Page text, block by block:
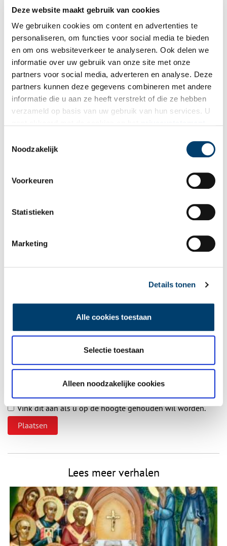
Deze website maakt gebruik van cookies
We gebruiken cookies om content en advertenties te
personaliseren, om functies voor social media te bieden
en om ons websiteverkeer te analyseren. Ook delen we
informatie over uw gebruik van onze site met onze
partners voor social media, adverteren en analyse. Deze
partners kunnen deze gegevens combineren met andere
informatie die u aan ze heeft verstrekt of die ze hebben
verzameld op basis van uw gebruik van hun services. U
Noodzakelijk
Voorkeuren
Statistieken
Marketing
Details tonen
Alle cookies toestaan
Selectie toestaan
Alleen noodzakelijke cookies
Bron:Cruquius Museum
Publicatiedatum: 02/04/2025
Ontvang de nieuwsbrief
Wilt u op de hoogte blijven van de mooiste verhalen en het
Bij inschrijving gaat u akkoord met ons
Vul deze informatie aan of geef een reactie.
Vereiste velden zijn gemarkeerd met *. Het e-mailadres wordt niet
Naam*
E-mail*
Vink dit aan als u op de hoogte gehouden wil worden.
Lees meer verhalen